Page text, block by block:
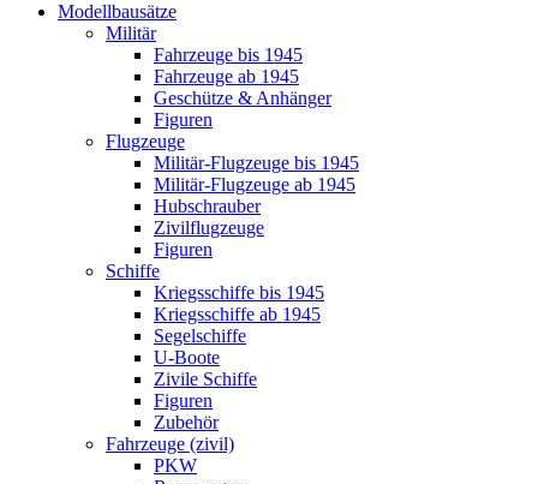
Modellbausätze
Militär
Fahrzeuge bis 1945
Fahrzeuge ab 1945
Geschütze & Anhänger
Figuren
Flugzeuge
Militär-Flugzeuge bis 1945
Militär-Flugzeuge ab 1945
Hubschrauber
Zivilflugzeuge
Figuren
Schiffe
Kriegsschiffe bis 1945
Kriegsschiffe ab 1945
Segelschiffe
U-Boote
Zivile Schiffe
Figuren
Zubehör
Fahrzeuge (zivil)
PKW